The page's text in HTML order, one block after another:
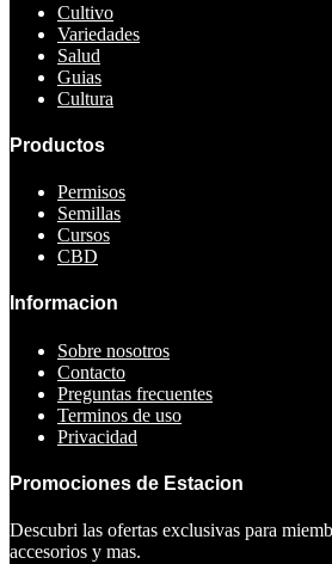
Cultivo
Variedades
Salud
Guias
Cultura
Productos
Permisos
Semillas
Cursos
CBD
Informacion
Sobre nosotros
Contacto
Preguntas frecuentes
Terminos de uso
Privacidad
Promociones de Estacion
Descubri las ofertas exclusivas para
accesorios y mas.